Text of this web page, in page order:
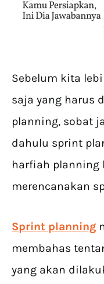
Sebelum kita
saja yang harus
planning, sobat
dahulu sprint
harfiah planning
merencanakan
Sprint planning
membahas
yang akan